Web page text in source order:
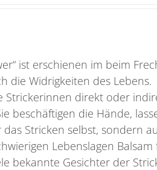
ist erschienen im beim
die Widrigkeiten des Lebens.
Strickerinnen direkt oder
beschäftigen die Hände,
Stricken selbst, sondern
Lebenslagen
bekannte Gesichter der